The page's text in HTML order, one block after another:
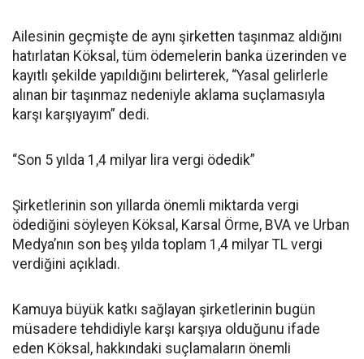
Ailesinin geçmişte de aynı şirketten taşınmaz aldığını
hatırlatan Köksal, tüm ödemelerin banka üzerinden ve
kayıtlı şekilde yapıldığını belirterek, “Yasal gelirlerle
alınan bir taşınmaz nedeniyle aklama suçlamasıyla
karşı karşıyayım” dedi.
“Son 5 yılda 1,4 milyar lira vergi ödedik”
Şirketlerinin son yıllarda önemli miktarda vergi
ödediğini söyleyen Köksal, Karsal Örme, BVA ve Urban
Medya’nın son beş yılda toplam 1,4 milyar TL vergi
verdiğini açıkladı.
Kamuya büyük katkı sağlayan şirketlerinin bugün
müsadere tehdidiyle karşı karşıya olduğunu ifade
eden Köksal, hakkındaki suçlamaların önemli